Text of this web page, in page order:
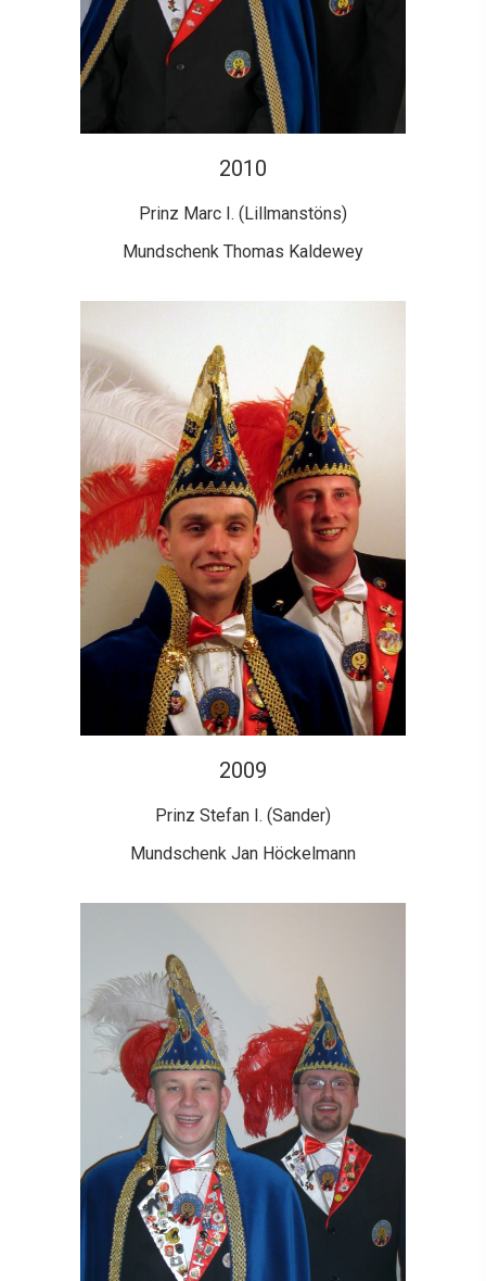
2010
Prinz Marc I. (Lillmanstöns)
Mundschenk Thomas Kaldewey
2009
Prinz Stefan I. (Sander)
Mundschenk Jan Höckelmann